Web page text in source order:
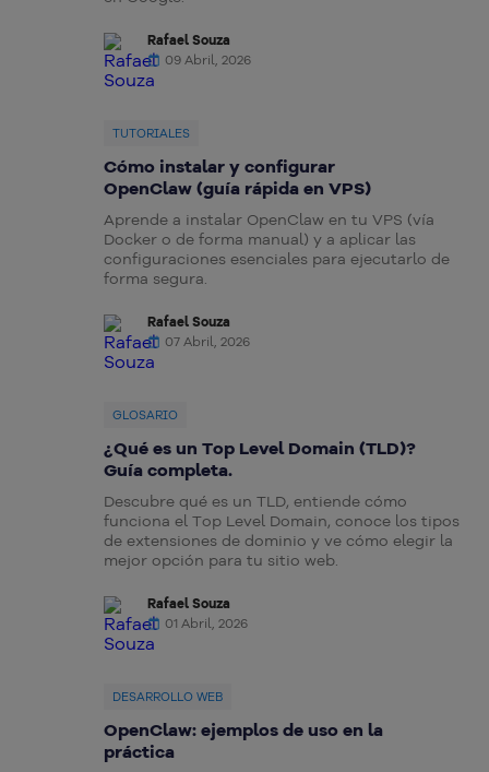
Rafael Souza
09 Abril, 2026
TUTORIALES
Cómo instalar y configurar
OpenClaw (guía rápida en VPS)
Aprende a instalar OpenClaw en tu VPS (vía
Docker o de forma manual) y a aplicar las
configuraciones esenciales para ejecutarlo de
forma segura.
Rafael Souza
07 Abril, 2026
GLOSARIO
¿Qué es un Top Level Domain (TLD)?
Guía completa.
Descubre qué es un TLD, entiende cómo
funciona el Top Level Domain, conoce los tipos
de extensiones de dominio y ve cómo elegir la
mejor opción para tu sitio web.
Rafael Souza
01 Abril, 2026
DESARROLLO WEB
OpenClaw: ejemplos de uso en la
práctica